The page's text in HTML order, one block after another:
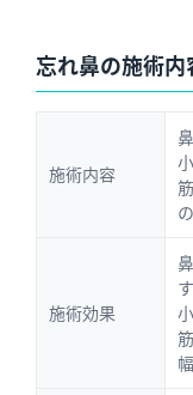
忘れ鼻の施術内
施術内容
施術効果